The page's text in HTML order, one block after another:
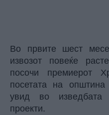
Во првите шест
извозот повеќе
посочи премиерот
посетата на
увид во изведбата
проекти.